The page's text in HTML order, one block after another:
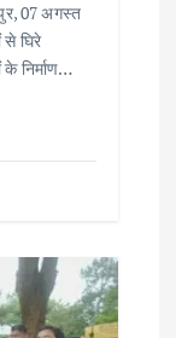
07 अगस्त
से घिरे
के निर्माण…